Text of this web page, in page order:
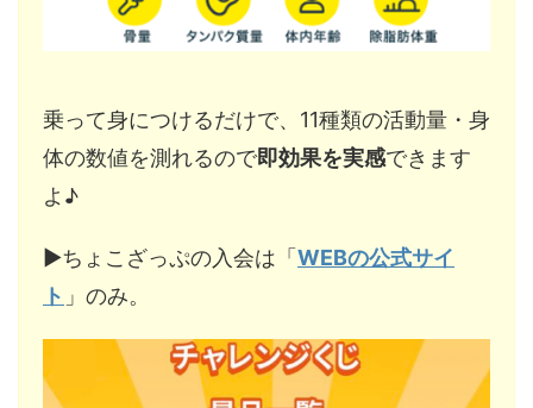
乗って身につけるだけで、11種類の活動量・身
体の数値を測れるので即効果を実感できます
よ♪
▶︎ちょこざっぷの入会は「 WEBの公式サイ
ト 」のみ。